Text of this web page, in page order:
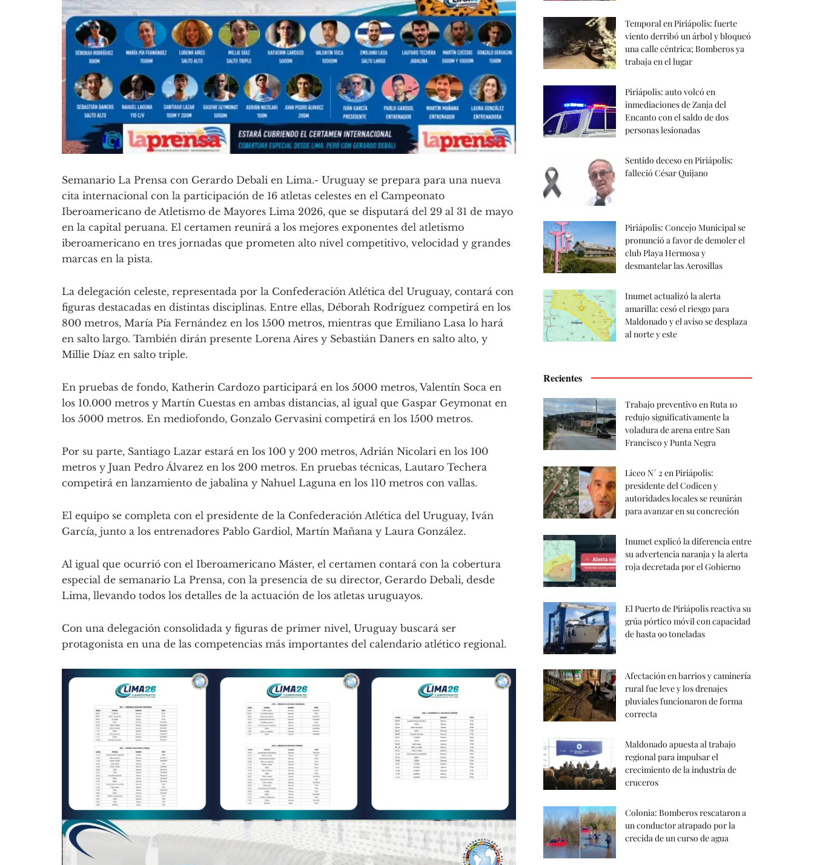
Semanario La Prensa con Gerardo Debali en Lima.- Uruguay se prepara para una nueva
cita internacional con la participación de 16 atletas celestes en el Campeonato
Iberoamericano de Atletismo de Mayores Lima 2026, que se disputará del 29 al 31 de mayo
en la capital peruana. El certamen reunirá a los mejores exponentes del atletismo
iberoamericano en tres jornadas que prometen alto nivel competitivo, velocidad y grandes
marcas en la pista.
La delegación celeste, representada por la Confederación Atlética del Uruguay, contará con
figuras destacadas en distintas disciplinas. Entre ellas, Déborah Rodríguez competirá en los
800 metros, María Pía Fernández en los 1500 metros, mientras que Emiliano Lasa lo hará
en salto largo. También dirán presente Lorena Aires y Sebastián Daners en salto alto, y
Millie Díaz en salto triple.
En pruebas de fondo, Katherin Cardozo participará en los 5000 metros, Valentín Soca en
los 10.000 metros y Martín Cuestas en ambas distancias, al igual que Gaspar Geymonat en
los 5000 metros. En mediofondo, Gonzalo Gervasini competirá en los 1500 metros.
Por su parte, Santiago Lazar estará en los 100 y 200 metros, Adrián Nicolari en los 100
metros y Juan Pedro Álvarez en los 200 metros. En pruebas técnicas, Lautaro Techera
competirá en lanzamiento de jabalina y Nahuel Laguna en los 110 metros con vallas.
El equipo se completa con el presidente de la Confederación Atlética del Uruguay, Iván
García, junto a los entrenadores Pablo Gardiol, Martín Mañana y Laura González.
Al igual que ocurrió con el Iberoamericano Máster, el certamen contará con la cobertura
especial de semanario La Prensa, con la presencia de su director, Gerardo Debali, desde
Lima, llevando todos los detalles de la actuación de los atletas uruguayos.
Con una delegación consolidada y figuras de primer nivel, Uruguay buscará ser
protagonista en una de las competencias más importantes del calendario atlético regional.
Temporal en Piriápolis: fuerte
viento derribó un árbol y bloqueó
una calle céntrica; Bomberos ya
trabaja en el lugar
Piriápolis: auto volcó en
inmediaciones de Zanja del
Encanto con el saldo de dos
personas lesionadas
Sentido deceso en Piriápolis:
falleció César Quijano
Piriápolis: Concejo Municipal se
pronunció a favor de demoler el
club Playa Hermosa y
desmantelar las Aerosillas
Inumet actualizó la alerta
amarilla: cesó el riesgo para
Maldonado y el aviso se desplaza
al norte y este
Recientes
Trabajo preventivo en Ruta 10
redujo significativamente la
voladura de arena entre San
Francisco y Punta Negra
Liceo N° 2 en Piriápolis:
presidente del Codicen y
autoridades locales se reunirán
para avanzar en su concreción
Inumet explicó la diferencia entre
su advertencia naranja y la alerta
roja decretada por el Gobierno
El Puerto de Piriápolis reactiva su
grúa pórtico móvil con capacidad
de hasta 90 toneladas
Afectación en barrios y caminería
rural fue leve y los drenajes
pluviales funcionaron de forma
correcta
Maldonado apuesta al trabajo
regional para impulsar el
crecimiento de la industria de
cruceros
Colonia: Bomberos rescataron a
un conductor atrapado por la
crecida de un curso de agua